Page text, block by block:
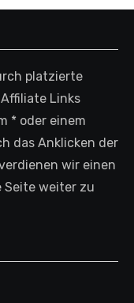
platzierte
Links
* oder einem
das Anklicken der
wir einen
Seite weiter zu